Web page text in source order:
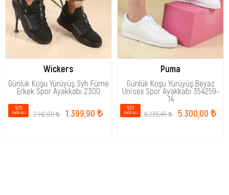
Wickers
Günlük Koşu Yürüyüş Syh Füme
Erkek Spor Ayakkabı 2300
1.399,90 ₺
2.142,00 ₺
%35
i̇ndirim
Puma
Günlük Koşu Yürüyüş Beyaz
Unisex Spor Ayakkabı 354259-
14
5.300,00 ₺
6.235,45 ₺
%15
i̇ndirim